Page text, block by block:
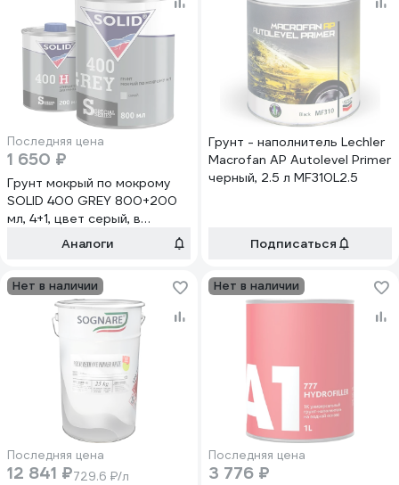
Последняя цена
1 650 ₽
Грунт мокрый по мокрому
SOLID 400 GREY 800+200
мл, 4+1, цвет серый, в
комплекте с отвердителем
Аналоги
Грунт - наполнитель Lechler
Macrofan AP Autolevel Primer
черный, 2.5 л MF310L2.5
Подписаться
Нет в наличии
Последняя цена
12 841 ₽729.6 ₽/л
Нет в наличии
Последняя цена
3 776 ₽